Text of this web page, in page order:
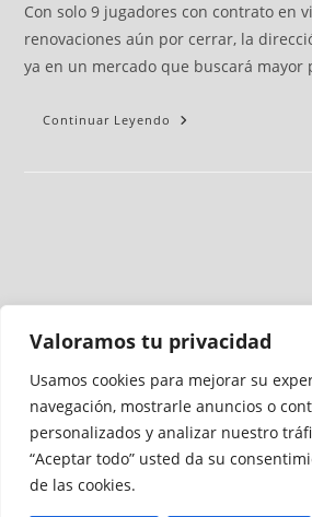
Valoramos tu privacidad
Usamos cookies para mejorar su
navegación, mostrarle anuncios o
personalizados y analizar nuestro
“Aceptar todo” usted da su
de las cookies.
Con solo 9 jugadores con contrato en
renovaciones aún por cerrar, la
ya en un mercado que buscará mayor
Continuar Leyendo
Medio auditado por